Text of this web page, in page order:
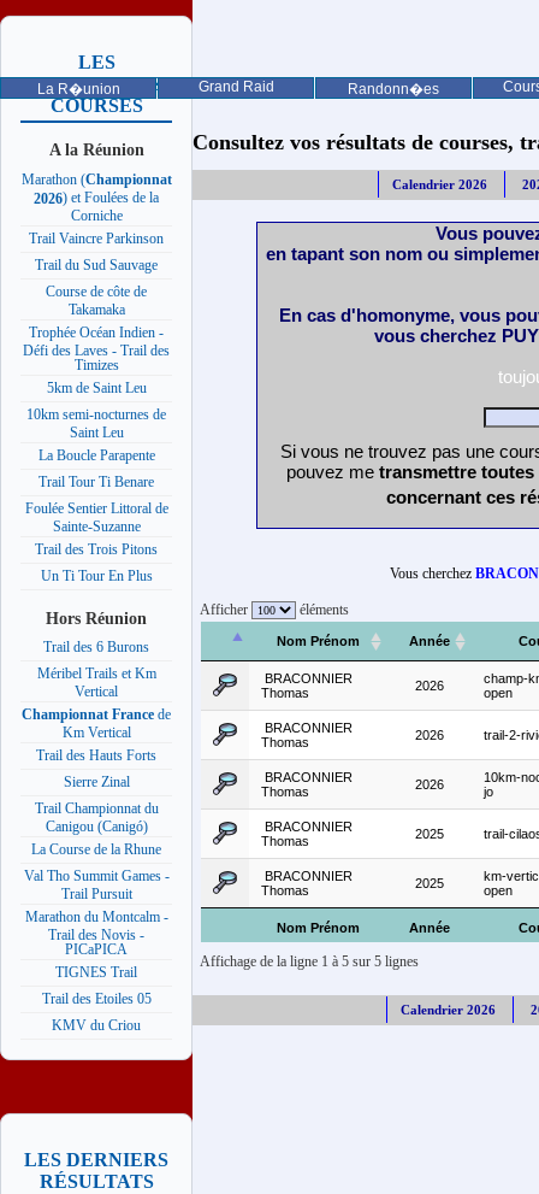
La R�union Grand Raid Randonn�es
LES
PROCHAINES
COURSES
A la Réunion
Marathon (Championnat
2026) et Foulées de la
Corniche
Trail Vaincre Parkinson
Trail du Sud Sauvage
Course de côte de
Takamaka
Trophée Océan Indien -
Défi des Laves - Trail des
Timizes
5km de Saint Leu
10km semi-nocturnes de
Saint Leu
La Boucle Parapente
Trail Tour Ti Benare
Foulée Sentier Littoral de
Sainte-Suzanne
Trail des Trois Pitons
Un Ti Tour En Plus
Hors Réunion
Trail des 6 Burons
Méribel Trails et Km
Vertical
Championnat France de
Km Vertical
Trail des Hauts Forts
Sierre Zinal
Trail Championnat du
Canigou (Canigó)
La Course de la Rhune
Val Tho Summit Games -
Trail Pursuit
Marathon du Montcalm -
Trail des Novis -
PICaPICA
TIGNES Trail
Trail des Etoiles 05
KMV du Criou
LES DERNIERS
RÉSULTATS
Consultez vos résultats de courses,
Calendrier 2026
Vous
en tapant son nom ou
En cas d'homonyme, vous
vous cherchez
Si vous ne trouvez pas une
pouvez me transmettre
concernant ces
Vous cherchez
Afficher éléments
Nom Prénom Année
Nom Prénom Année
BRACONNIER
Thomas
2026
champ-
open
BRACONNIER
Thomas
2026 trail-2-
BRACONNIER
Thomas
2026
10km-
jo
BRACONNIER
Thomas
2025 trail-
BRACONNIER
Thomas
2025
km-
open
Affichage de la ligne 1 à 5 sur 5 lignes
Calendrier 2026